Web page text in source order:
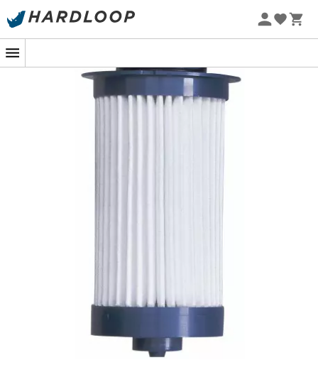
Promoções de verão 🔥 -5% EXTRA a partir de 2 produtos*